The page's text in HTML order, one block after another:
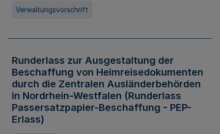
Verwaltungsvorschrift
Runderlass zur Ausgestaltung der
Beschaffung von Heimreisedokumenten
durch die Zentralen Ausländerbehörden
in Nordrhein-Westfalen (Runderlass
Passersatzpapier-Beschaffung - PEP-
Erlass)